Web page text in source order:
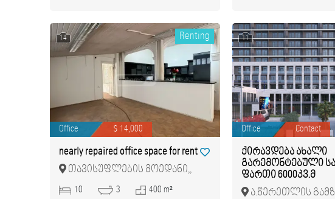
14 Renting
Office $ 14,000
nearly repaired office space for rent
თავისუფლების მოედანი,,
მთაწმინდა
10 3 400 m²
11
Office Contact
ქირავდება ახალი
გარემონტებული
ფართი 6000კვ.მ
ა.წერეთლის